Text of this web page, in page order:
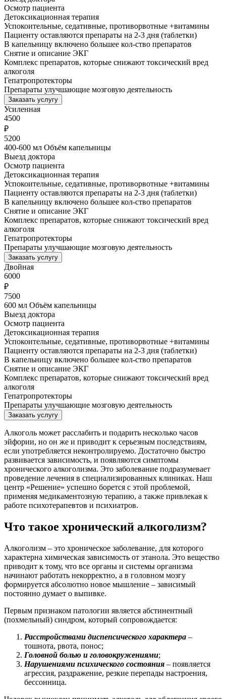
Осмотр пациента
Детоксикационная терапия
Успокоительные, седативные, противорвотные +витамины
Пациенту оставляются препараты на 2-3 дня (таблетки)
В капельницу включено большее кол-ство препаратов
Снятие и описание ЭКГ
Комплекс препаратов, которые снижают токсический вред
алкоголя
Гепатропротекторы
Препараты улучшающие мозговую деятельность
Заказать услугу
Усиленная
4500
₽
5200
400-600 мл Объём капельницы
Выезд доктора
Осмотр пациента
Детоксикационная терапия
Успокоительные, седативные, противорвотные +витамины
Пациенту оставляются препараты на 2-3 дня (таблетки)
В капельницу включено большее кол-ство препаратов
Снятие и описание ЭКГ
Комплекс препаратов, которые снижают токсический вред
алкоголя
Гепатропротекторы
Препараты улучшающие мозговую деятельность
Заказать услугу
Двойная
6000
₽
7500
600 мл Объём капельницы
Выезд доктора
Осмотр пациента
Детоксикационная терапия
Успокоительные, седативные, противорвотные +витамины
Пациенту оставляются препараты на 2-3 дня (таблетки)
В капельницу включено большее кол-ство препаратов
Снятие и описание ЭКГ
Комплекс препаратов, которые снижают токсический вред
алкоголя
Гепатропротекторы
Препараты улучшающие мозговую деятельность
Заказать услугу
Алкоголь может расслабить и подарить несколько часов
эйфории, но он же и приводит к серьезным последствиям,
если употребляется неконтролируемо. Достаточно быстро
развивается зависимость, и появляются симптомы
хронического алкоголизма. Это заболевание подразумевает
проведение лечения в специализированных клиниках. Наш
центр «Решение» успешно борется с этой проблемой,
применяя медикаментозную терапию, а также привлекая к
работе психотерапевтов и психиатров.
Что такое хронический алкоголизм?
Алкоголизм – это хроническое заболевание, для которого
характерна химическая зависимость от этанола. Это вещество
приводит к тому, что все органы и системы организма
начинают работать некорректно, а в головном мозгу
формируется абсолютно новое мышление – зависимый
постоянно думает о выпивке.
Первым признаком патологии является абстинентный
(похмельный) синдром, который сопровождается:
Расстройствами диспепсического характера –
тошнота, рвота, понос;
Головной болью и головокружениями;
Нарушениями психического состояния – появляется
агрессия, раздражение, резкие перепады настроения,
бессонница.